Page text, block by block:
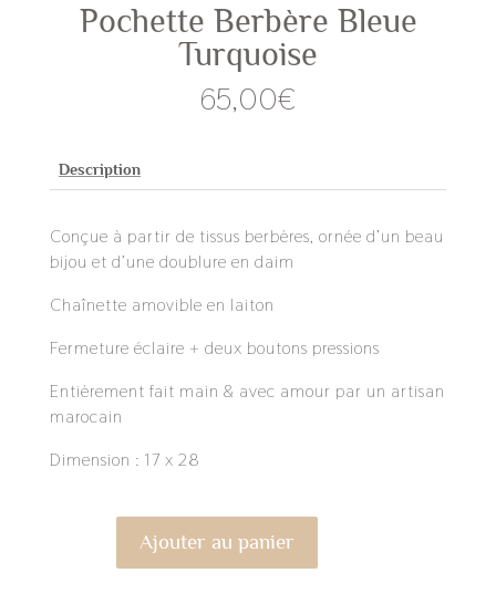
Pochette Berbère Bleue
Turquoise
65,00€
Description
Conçue à partir de tissus berbères, ornée d’un beau
bijou et d’une doublure en daim
Chaînette amovible en laiton
Fermeture éclaire + deux boutons pressions
Entièrement fait main & avec amour par un artisan
marocain
Dimension : 17 x 28
Ajouter au panier